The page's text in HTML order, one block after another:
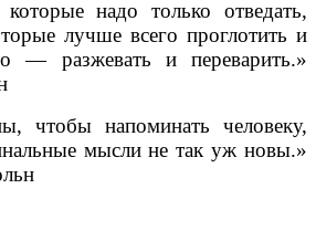
надо только отведать,
лучше всего проглотить и
— разжевать и переварить.»
чтобы напоминать человеку,
мысли не так уж новы.»